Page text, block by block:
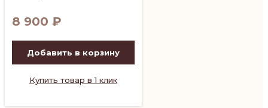
8 900 ₽
Добавить в корзину
Купить товар в 1 клик